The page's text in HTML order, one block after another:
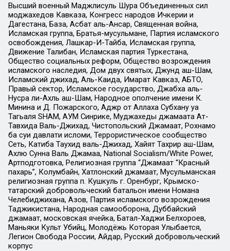
Высший военный Маджлисуль Шура Объединенных сил
моджахедов Кавказа, Конгресс народов Ичкерии и
Дагестана, База, Асбат аль-Ансар, Священная война,
Исламская группа, Братья-мусульмане, Партия исламского
освобождения, Лашкар-И-Тайба, Исламская группа,
Движение Талибан, Исламская партия Туркестана,
Общество социальных реформ, Общество возрождения
исламского наследия, Дом двух святых, Джунд аш-Шам,
Исламский джихад, Аль-Каида, Имарат Кавказ, АБТО,
Правый сектор, Исламское государство, Джабха аль-
Нусра ли-Ахль аш-Шам, Народное ополчение имени К.
Минина и Д. Пожарского, Аджр от Аллаха Субхану уа
Тагьаля SHAM, АУМ Синрике, Муджахеды джамаата Ат-
Тавхида Валь-Джихад, Чистопольский Джамаат, Рохнамо
ба суи давлати исломи, Террористическое сообщество
Сеть, Катиба Таухид валь-Джихад, Хайят Тахрир аш-Шам,
Ахлю Сунна Валь Джамаа, National Socialism/White Power,
Артподготовка, Религиозная группа “Джамаат “Красный
пахарь”, Колумбайн, Хатлонский джамаат, Мусульманская
религиозная группа п. Кушкуль г. Оренбург, Крымско-
татарский добровольческий батальон имени Номана
Челебиджихана, Азов, Партия исламского возрождения
Таджикистана, Народная самооборона, Дуббайский
джамаат, московская ячейка, Батал-Хаджи Белхороев,
Маньяки Культ Убийц, Молодёжь Которая Улыбается,
Легион Свобода России, Айдар, Русский добровольческий
корпус